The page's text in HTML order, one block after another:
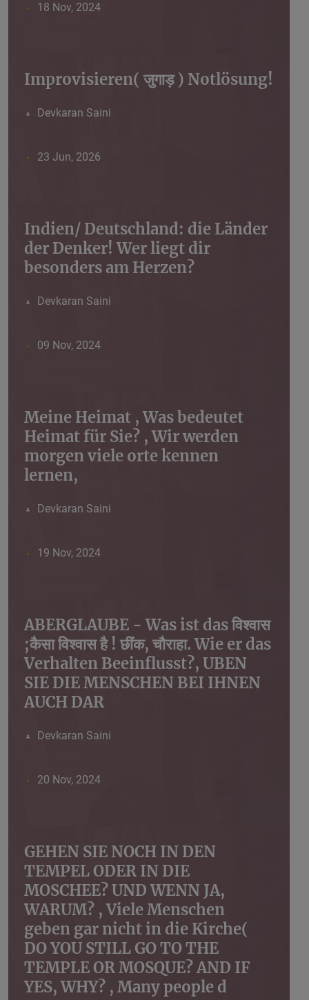
18 Nov, 2024
Improvisieren( जुगाड़ ) Notlösung!
Devkaran Saini
23 Jun, 2026
Indien/ Deutschland: die Länder
der Denker! Wer liegt dir
besonders am Herzen?
Devkaran Saini
09 Nov, 2024
Meine Heimat , Was bedeutet
Heimat für Sie? , Wir werden
morgen viele orte kennen
lernen,
Devkaran Saini
19 Nov, 2024
ABERGLAUBE - Was ist das विश्वास
;कैसा विश्वास है ! छींक, चौराहा. Wie er das
Verhalten Beeinflusst?, UBEN
SIE DIE MENSCHEN BEI IHNEN
AUCH DAR
Devkaran Saini
20 Nov, 2024
GEHEN SIE NOCH IN DEN
TEMPEL ODER IN DIE
MOSCHEE? UND WENN JA,
WARUM? , Viele Menschen
geben gar nicht in die Kirche(
DO YOU STILL GO TO THE
TEMPLE OR MOSQUE? AND IF
YES, WHY? , Many people d